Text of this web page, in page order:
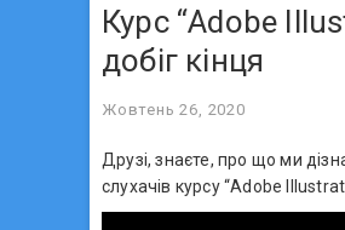
Курс “Аdobe
добіг кінця
Жовтень 26, 2020
Друзі, знаєте, про що ми
слухачів курсу “Аdobe